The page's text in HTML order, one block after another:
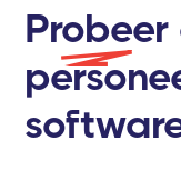
Probeer